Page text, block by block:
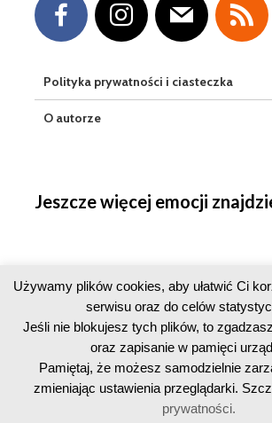
Polityka prywatności i ciasteczka
O autorze
Jeszcze więcej emocji
Używamy plików cookies, aby ułatwić Ci
serwisu oraz do celów
Jeśli nie blokujesz tych plików, to
oraz zapisanie w pamięci
Pamiętaj, że możesz samodzielnie
zmieniając ustawienia przeglądarki.
prywatności.